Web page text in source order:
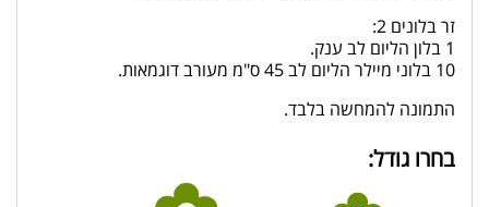
זר בלונים 2:
1 בלון הליום לב ענק.
10 בלוני מיילר הליום לב 45 ס"מ מעורב דוגמאות.
התמונה להמחשה בלבד.
בחרו גודל: